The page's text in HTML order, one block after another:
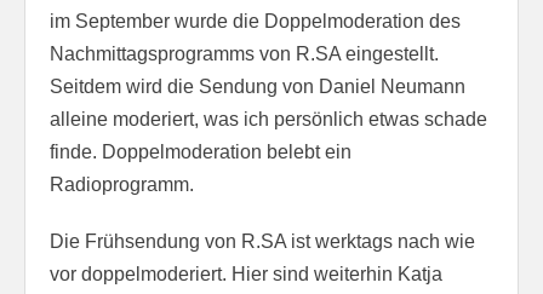
im September wurde die Doppelmoderation des
Nachmittagsprogramms von R.SA eingestellt.
Seitdem wird die Sendung von Daniel Neumann
alleine moderiert, was ich persönlich etwas schade
finde. Doppelmoderation belebt ein
Radioprogramm.
Die Frühsendung von R.SA ist werktags nach wie
vor doppelmoderiert. Hier sind weiterhin Katja